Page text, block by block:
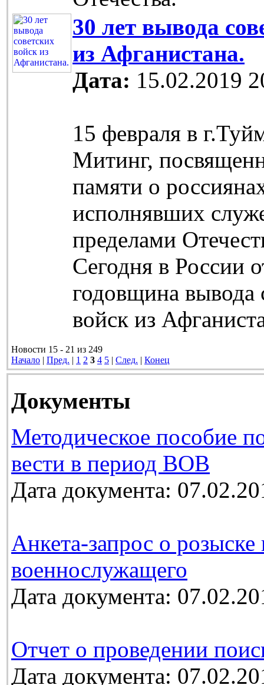
30 лет вывода
из Афганистана.
Дата: 15.02.2019
15 февраля в
Митинг,
памяти о
исполнявших
пределами
Сегодня в России
годовщина вывода
войск из
Новости 15 - 21 из 249
Начало | Пред. | 1 2 3 4 5 | След. | Конец
Документы
Методическое пособие
вести в период ВОВ
Дата документа:
Анкета-запрос о
военнослужащего
Дата документа:
Отчет о проведении
Дата документа: